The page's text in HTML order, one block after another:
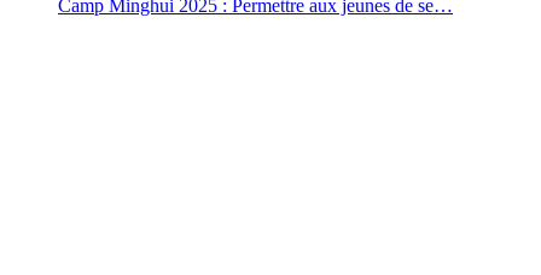
Camp Minghui 2025 : Permettre aux jeunes de se…